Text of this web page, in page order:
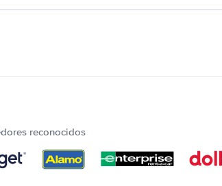
reconocidos